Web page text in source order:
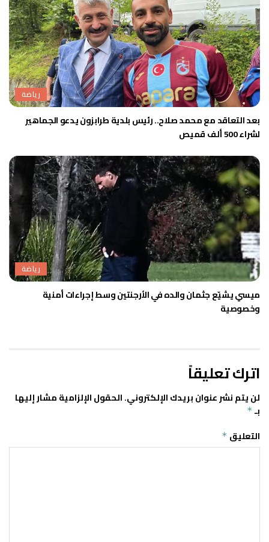
رياضة
بعد التعاقد مع محمد صلاح.. رئيس بلدية طرابزون يدعو الجماهير
لشراء 500 ألف قميص
رياضة
ميسي يشيّع جثمان والده في الأرجنتين وسط إجراءات أمنية
وخصوصية
اترك تعليقاً
لن يتم نشر عنوان بريدك الإلكتروني.الحقول الإلزامية مشار إليها
بـ *
التعليق *